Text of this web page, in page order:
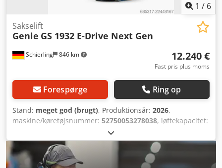
1 / 6
Schierling 846 km
Sakselift
Genie GS 1932 E-Drive Next Gen
12.240 €
Fast pris plus moms
Forespørge Ring op
Stand: meget god (brugt), Produktionsår: 2026,
maskine/køretøjsnummer: 52750053278038, løftekapacitet:
1.300 kg, brændstoftype:
produktbredde (maks.):820 mm, arbejdshøjde:7.850 mm,
motortype: Elektrisk, producent: Genie Cjdozqcbiopfx Ab
Rorf